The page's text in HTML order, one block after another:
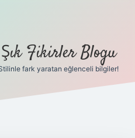
Şık Fikirler Blogu
fark yaratan eğlenceli bilgiler!